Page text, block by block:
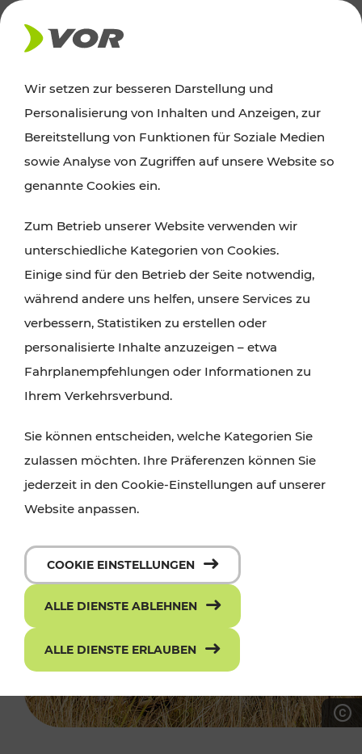
AKTUELLES
Ausflugstipps
Wien, Niederösterreich und das Burgenland
Wanderungen, Kultur und Gastronomie,
Radtouren oder purer Naturgenuss – viele
Attraktionen sind mit den Ticket- und Fahrplan-
Angeboten des VOR gut und schnell erreichbar.
Wir setzen zur besseren Darstellung und
Personalisierung von Inhalten und Anzeigen, zur
Bereitstellung von Funktionen für Soziale Medien
sowie Analyse von Zugriffen auf unsere Website so
genannte Cookies ein.
Zum Betrieb unserer Website verwenden wir
unterschiedliche Kategorien von Cookies.
Einige sind für den Betrieb der Seite notwendig,
während andere uns helfen, unsere Services zu
verbessern, Statistiken zu erstellen oder
personalisierte Inhalte anzuzeigen – etwa
Fahrplanempfehlungen oder Informationen zu
Ihrem Verkehrsverbund.
Sie können entscheiden, welche Kategorien Sie
zulassen möchten. Ihre Präferenzen können Sie
jederzeit in den Cookie-Einstellungen auf unserer
Website anpassen.
COOKIE EINSTELLUNGEN
ALLE DIENSTE ABLEHNEN
ALLE DIENSTE ERLAUBEN